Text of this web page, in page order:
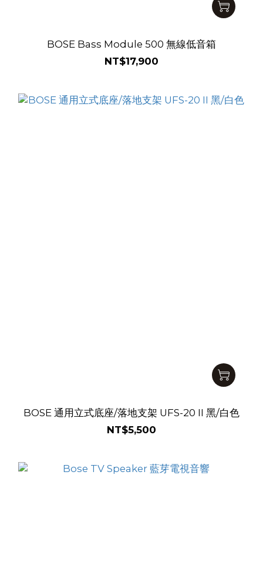
BOSE Bass Module 500 無線低音箱
NT$17,900
BOSE 通用立式底座/落地支架 UFS-20 II 黑/白色
NT$5,500